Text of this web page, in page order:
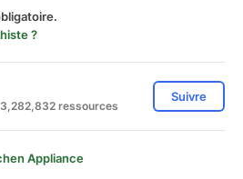
?
ressources
Suivre
Appliance